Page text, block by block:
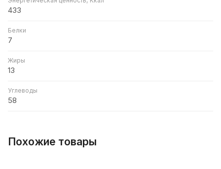
433
Белки
7
Жиры
13
Углеводы
58
Похожие товары